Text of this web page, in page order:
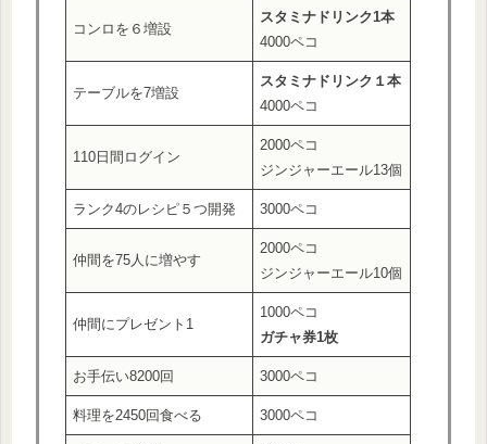
コンロを６増設
スタミナ ドリンク1本
4000ペコ
テーブルを7増設
スタミナ ドリンク１本
4000ペコ
110日間ログイン
2000ペコ
ジンジャーエール13個
ランク4のレシピ５つ開発 3000ペコ
仲間を75人に増やす
2000ペコ
ジンジャーエール10個
仲間にプレゼント1
1000ペコ
ガチャ券1枚
お手伝い8200回 3000ペコ
料理を2450回食べる 3000ペコ